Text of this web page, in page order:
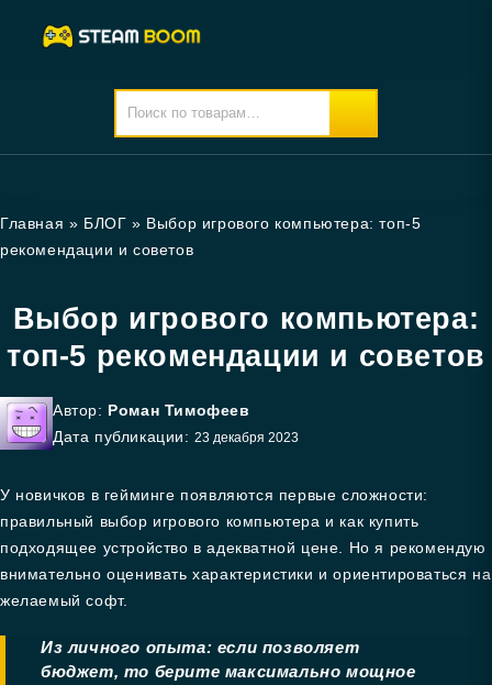
Главная » БЛОГ » Выбор игрового компьютера: топ-5
рекомендации и советов
Выбор игрового компьютера:
топ-5 рекомендации и советов
Автор: Роман Тимофеев
Дата публикации: 23 декабря 2023
У новичков в гейминге появляются первые сложности:
правильный выбор игрового компьютера и как купить
подходящее устройство в адекватной цене. Но я рекомендую
внимательно оценивать характеристики и ориентироваться на
желаемый софт.
Из личного опыта: если позволяет
бюджет, то берите максимально мощное